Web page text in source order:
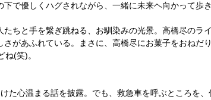
で優しくハグされながら、一緒に未来ヘ向かって歩き
たちと手を繋ぎ跳ねる、お馴染みの光景。高橋尽のラ
があふれている。まさに、高橋尽にお菓子をおねだ
(笑)。
た心温まる話を披露。でも、救急車を呼ぶところを